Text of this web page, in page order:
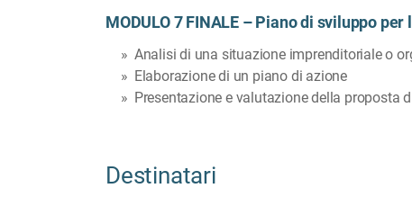
MODULO 7 FINALE – Piano di sviluppo per
Analisi di una situazione imprenditoriale o
Elaborazione di un piano di azione
Presentazione e valutazione della proposta
Destinatari